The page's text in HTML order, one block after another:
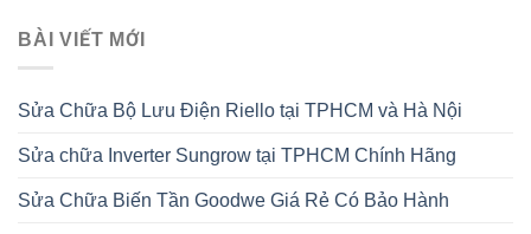
BÀI VIẾT MỚI
Sửa Chữa Bộ Lưu Điện Riello tại TPHCM và Hà Nội
Sửa chữa Inverter Sungrow tại TPHCM Chính Hãng
Sửa Chữa Biến Tần Goodwe Giá Rẻ Có Bảo Hành